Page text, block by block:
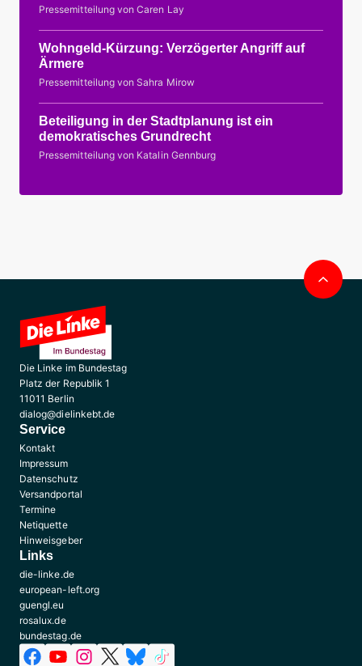
Pressemitteilung von Caren Lay
Wohngeld-Kürzung: Verzögerter Angriff auf
Ärmere
Pressemitteilung von Sahra Mirow
Beteiligung in der Stadtplanung ist ein
demokratisches Grundrecht
Pressemitteilung von Katalin Gennburg
Die Linke im Bundestag
Platz der Republik 1
11011 Berlin
dialog@dielinkebt.de
Service
Kontakt
Impressum
Datenschutz
Versandportal
Termine
Netiquette
Hinweisgeber
Links
die-linke.de
european-left.org
guengl.eu
rosalux.de
bundestag.de